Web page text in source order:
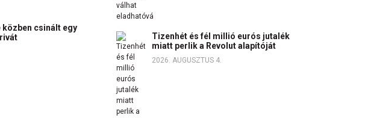
csinált egy
Tizenhét és fél millió eurós jutalék
miatt perlik a Revolut alapítóját
2026. AUGUSZTUS 4.